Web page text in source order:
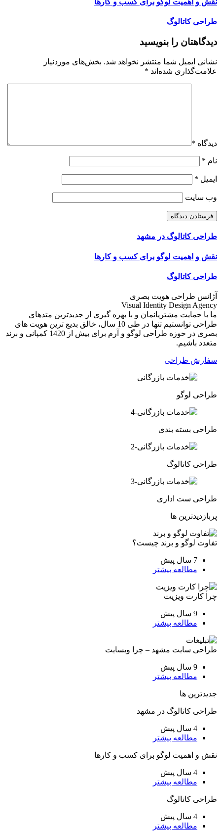
طراحی کاتالوگ
دیدگاهتان را بنویسید
نشانی ایمیل شما منتشر نخواهد شد. بخش‌های موردنیاز
علامت‌گذاری شده‌اند *
دیدگاه *
نام *
ایمیل *
وب‌ سایت
طراحی کاتالوگ در مشهد
نقش و اهمیت لوگو برای کسب و کارها
طراحی کاتالوگ
آژانس طراحی هویت بصری
Visual Identity Design Agency
ما با حمایت مشتریانمان و با بهره گیری از جدیدترین متدهای
طراحی توانستیم تنها در طی 10 سال، خالق بدیع ترین هویت های
بصری در حوزه طراحی لوگو و آرم برای بیش از 1420 کمپانی و برند
متعدد باشیم.
سفارش طراحی
طراحی لوگو
طراحی بسته بندی
طراحی کاتالوگ
طراحی ست اداری
پربازدیدترین ها
تفاوت لوگو و برند چیست؟
7 سال پیش
مطالعه بیشتر
چرا کارت ویزیت
9 سال پیش
مطالعه بیشتر
طراحی سایت مشهد – چرا وبسایت
9 سال پیش
مطالعه بیشتر
جدیدترین ها
طراحی کاتالوگ در مشهد
4 سال پیش
مطالعه بیشتر
نقش و اهمیت لوگو برای کسب و کارها
4 سال پیش
مطالعه بیشتر
طراحی کاتالوگ
4 سال پیش
مطالعه بیشتر